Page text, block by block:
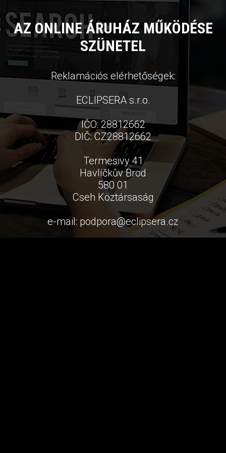
AZ ONLINE ÁRUHÁZ MŰKÖDÉSE
SZÜNETEL
Reklamációs elérhetőségek:
ECLIPSERA s.r.o.
IČO: 28812662
DIČ: CZ28812662
Termesivy 41
Havlíčkův Brod
580 01
Cseh Köztársaság
e-mail: podpora@eclipsera.cz